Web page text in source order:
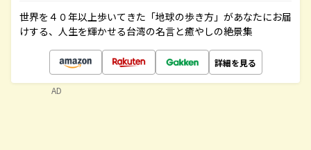
世界を４０年以上歩いてきた「地球の歩き方」があなたにお届
けする、人生を輝かせる台湾の名言と癒やしの絶景集
詳細を見る
AD